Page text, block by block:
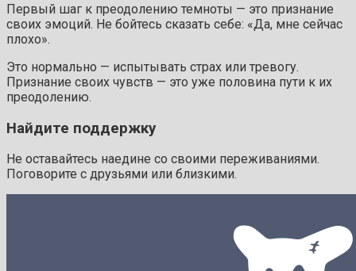
Первый шаг к преодолению темноты — это признание
своих эмоций. Не бойтесь сказать себе: «Да, мне сейчас
плохо».
Это нормально — испытывать страх или тревогу.
Признание своих чувств — это уже половина пути к их
преодолению.
Найдите поддержку
Не оставайтесь наедине со своими переживаниями.
Поговорите с друзьями или близкими.